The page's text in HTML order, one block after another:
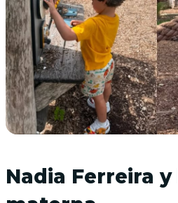
Nadia Ferreira